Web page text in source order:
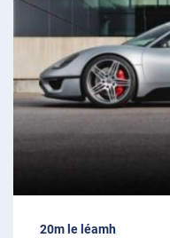
20m le léamh